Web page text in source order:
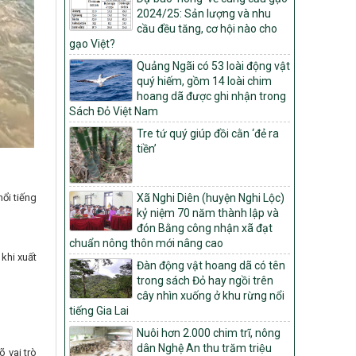
tiếng
xuất
vai trò
Quyết định số: 26/2026/QĐ-TTg
Quyết định ban hành Bộ tiêu chí và quy
trình đánh giá, phân hạng sản phẩm Mỗi
xã một sản phẩm
số: 19/2026/QĐ-TTg
Quy định điều kiện, trình tự, thủ tục, hồ sơ
xét, công nhận, công bố và thu hồi quyết
định công nhận xã đạt chuẩn nông thôn
mới, xã đạt nông thôn mới hiện đại và
tỉnh, thành phố hoàn thành nhiệm vụ xây
dựng nông thôn mới giai đoạn 2026 –
2030
Quyết định số 16/2026/QĐ-TTg
Quy định nguyên tắc, tiêu chí, định mức
phân bổ ngân sách trung ương và tỉ lệ
vốn đối ứng ngân sách của địa phương
thực hiện Chương trình mục tiêu quốc gia
xây dựng nông thôn mới, giảm nghèo
bền vững và phát triển kinh tế – xã hội
vùng đồng bào dân tộc thiểu số và miền
núi giai đoạn 2026 – 2030
2024/25: Sản lượng và nhu
cầu đều tăng, cơ hội nào cho
gạo Việt?
Quảng Ngãi có 53 loài động vật
quý hiếm, gồm 14 loài chim
hoang dã được ghi nhận trong
Sách Đỏ Việt Nam
Tre tứ quý giúp đồi cằn ‘đẻ ra
tiền’
Xã Nghi Diên (huyện Nghi Lộc)
kỷ niệm 70 năm thành lập và
đón Bằng công nhận xã đạt
chuẩn nông thôn mới nâng cao
Đàn động vật hoang dã có tên
trong sách Đỏ hay ngồi trên
cây nhìn xuống ở khu rừng nổi
tiếng Gia Lai
Nuôi hơn 2.000 chim trĩ, nông
dân Nghệ An thu trăm triệu